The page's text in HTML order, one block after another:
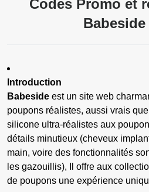
Codes Promo et
Babeside
Introduction
Babeside est un site web
poupons réalistes, aussi vrais
silicone ultra-réalistes aux
détails minutieux (cheveux
main, voire des fonctionnalités
les gazouillis), Il offre aux
de poupons une expérience